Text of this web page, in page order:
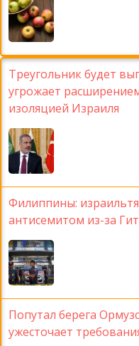
Треугольник будет
угрожает
изоляцией Израиля
Филиппины:
антисемитом из-за
Попутал берега
ужесточает